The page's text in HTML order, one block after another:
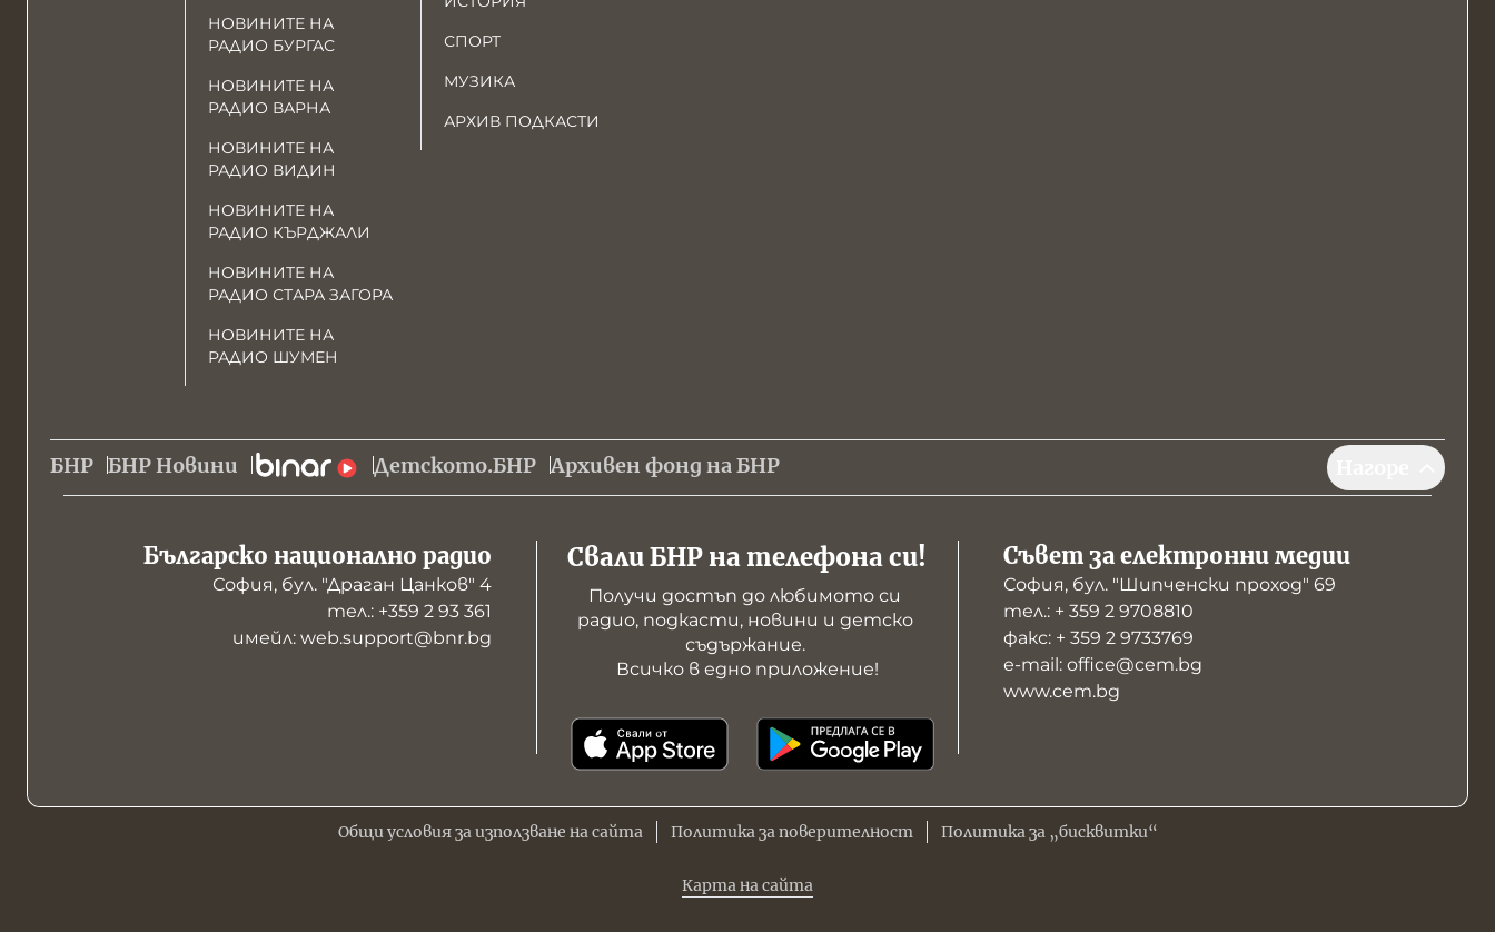
НОВИНИТЕ НА
РАДИО БУРГАС
НОВИНИТЕ НА
РАДИО ВАРНА
НОВИНИТЕ НА
РАДИО ВИДИН
НОВИНИТЕ НА
РАДИО КЪРДЖАЛИ
НОВИНИТЕ НА
РАДИО СТАРА ЗАГОРА
НОВИНИТЕ НА
РАДИО ШУМЕН
СПОРТ
МУЗИКА
АРХИВ ПОДКАСТИ
БНР БНР Новини Детското.БНР Архивен фонд на БНР
Българско национално радио
София, бул. "Драган Цанков" 4
тел.: +359 2 93 361
имейл: web.support@bnr.bg
Свали БНР на телефона си!
Получи достъп до любимото си
радио, подкасти, новини и детско
съдържание.
Всичко в едно приложение!
Съвет за електронни медии
София, бул. "Шипченски проход" 69
тел.: + 359 2 9708810
факс: + 359 2 9733769
е-mail: office@cem.bg
www.cem.bg
Общи условия за използване на сайта Политика за поверителност Политика за „бисквитки“
Карта на сайта